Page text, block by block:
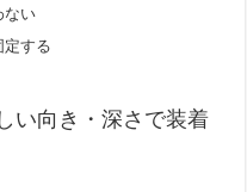
ない
定する
い向き・深さで装着